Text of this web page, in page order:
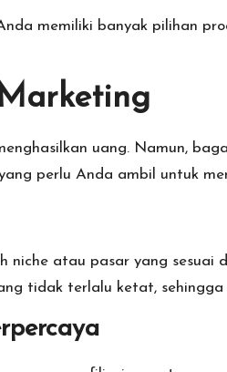
memiliki banyak pilihan
uang. Namun,
perlu Anda ambil untuk
atau pasar yang sesuai
tidak terlalu ketat,